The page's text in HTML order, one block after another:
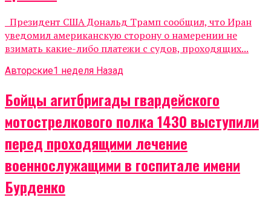
Президент США Дональд Трамп сообщил, что Иран
уведомил американскую сторону о намерении не
взимать какие-либо платежи с судов, проходящих...
Авторские1 неделя Назад
Бойцы агитбригады гвардейского
мотострелкового полка 1430 выступили
перед проходящими лечение
военнослужащими в госпитале имени
Бурденко